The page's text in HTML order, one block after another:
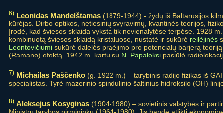
6) Leonidas Mandelštamas (1879-1944) - žydų iš Baltarusijos
kūrėjas. Dirbo optikos, netiesinių svyravimų, kvantinės teorijos,
Įrodė, kad šviesos sklaida vyksta tik nevienalytėse terpėse. 1928
kombinuotą šviesos sklaidą kristaluose, nustatė ir sukūrė reilėjinės
Leontovičiumi sukūrė dalelės praėjimo pro potencialų barjerą
(Ramano) efektą. 1942 m. kartu su N. Papaleksi pasiūlė
7) Michailas Paščenko (g. 1922 m.) – tarybinis radijo fizikas iš
specialistas. Tyrė mazerinio spindulinio šaltinius hidroksilo (OH)
8) Aleksejus Kosyginas (1904-1980) – sovietinis valstybės ir